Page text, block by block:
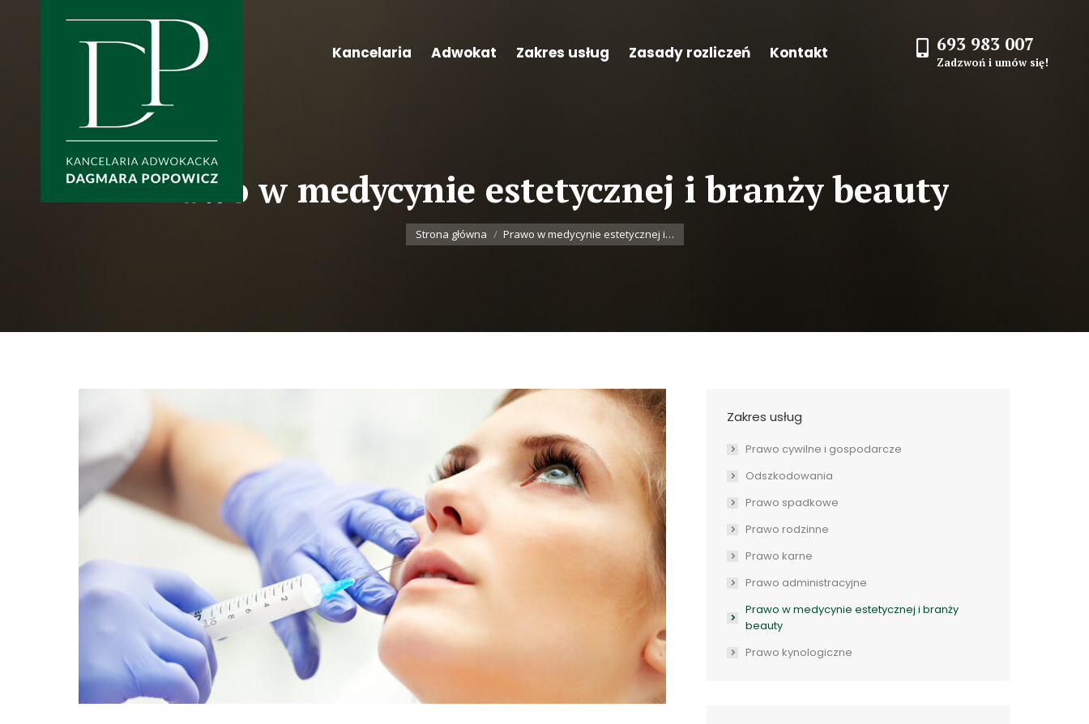
Kancelaria Adwokat Zakres usług Zasady rozliczeń Kontakt 693 983 007
Zadzwoń i umów się!
Prawo w medycynie estetycznej i branży beauty
Jesteś tutaj:
Strona główna Prawo w medycynie estetycznej i…
Zakres usług
Prawo cywilne i gospodarcze
Odszkodowania
Prawo spadkowe
Prawo rodzinne
Prawo karne
Prawo administracyjne
Prawo w medycynie estetycznej i branży
beauty
Prawo kynologiczne